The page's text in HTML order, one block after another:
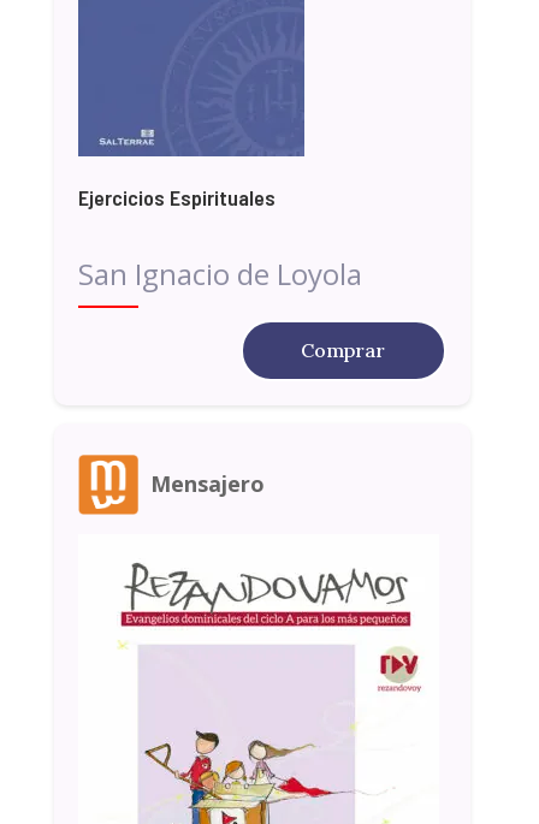
Ejercicios Espirituales
San Ignacio de Loyola
Comprar
Mensajero